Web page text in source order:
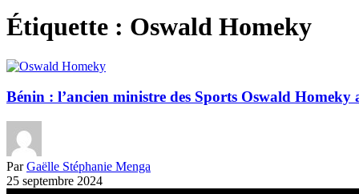
Étiquette : Oswald Homeky
Bénin : l’ancien ministre des Sports Oswald Homeky
Par Gaëlle Stéphanie Menga
25 septembre 2024